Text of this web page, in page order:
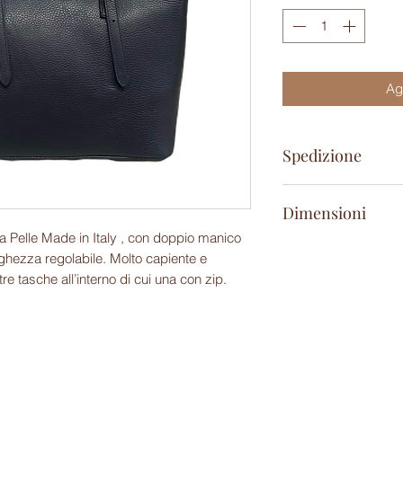
Pelle Made in Italy , con doppio manico
regolabile. Molto capiente e
tasche all’interno di cui una con zip.
Spedizione
Dimensioni